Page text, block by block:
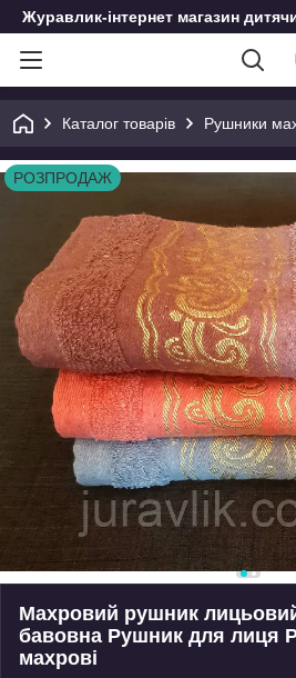
Журавлик-інтернет магазин
Каталог товарів Рушники
РОЗПРОДАЖ
Махровий рушник
бавовна Рушник для лиця
махрові